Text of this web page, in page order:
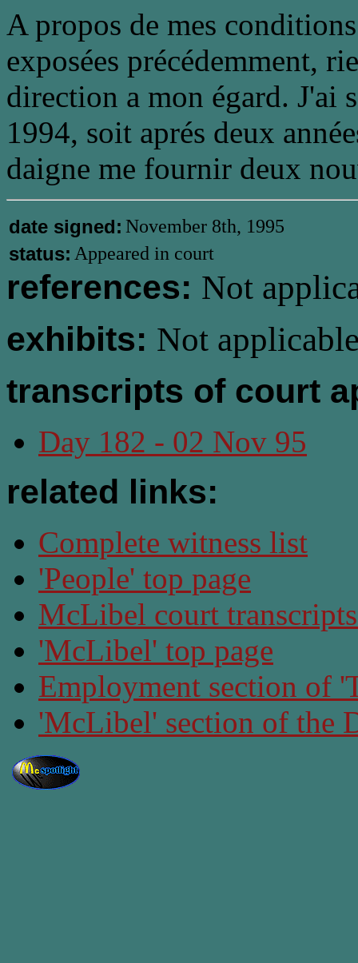
A propos de mes
exposées précédemment,
direction a mon égard. J'ai
1994, soit aprés deux
daigne me fournir deux
date signed: November 8th, 1995
status: Appeared in court
references: Not
exhibits: Not
transcripts of court
Day 182 - 02 Nov 95
related links:
Complete witness list
'People' top page
McLibel court
'McLibel' top page
Employment section of
'McLibel' section of the